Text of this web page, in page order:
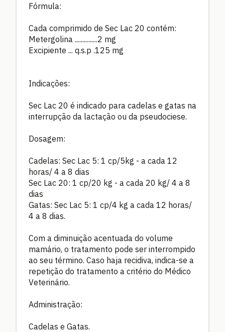
Fórmula:
Cada comprimido de Sec Lac 20 contém:
Metergolina ...............2 mg
Excipiente ... q.s.p .125 mg
Indicações:
Sec Lac 20 é indicado para cadelas e gatas na
interrupção da lactação ou da pseudociese.
Dosagem:
Cadelas: Sec Lac 5: 1 cp/5kg - a cada 12
horas/ 4 a 8 dias
Sec Lac 20: 1 cp/20 kg - a cada 20 kg/ 4 a 8
dias
Gatas: Sec Lac 5: 1 cp/4 kg a cada 12 horas/
4 a 8 dias.
Com a diminuição acentuada do volume
mamário, o tratamento pode ser interrompido
ao seu término. Caso haja recidiva, indica-se a
repetição do tratamento a critério do Médico
Veterinário.
Administração:
Cadelas e Gatas.